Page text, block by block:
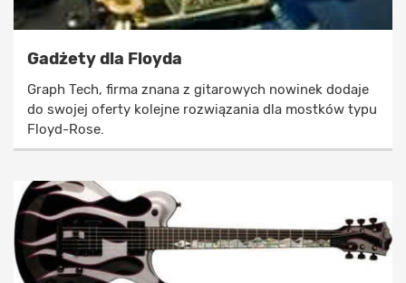
Gadżety dla Floyda
Graph Tech, firma znana z gitarowych nowinek dodaje
do swojej oferty kolejne rozwiązania dla mostków typu
Floyd-Rose.